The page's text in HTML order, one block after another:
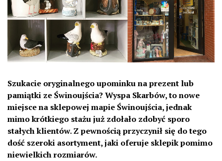
Szukacie oryginalnego upominku na prezent lub
pamiątki ze Świnoujścia? Wyspa Skarbów, to nowe
miejsce na sklepowej mapie Świnoujścia, jednak
mimo krótkiego stażu już zdołało zdobyć sporo
stałych klientów. Z pewnością przyczynił się do tego
dość szeroki asortyment, jaki oferuje sklepik pomimo
niewielkich rozmiarów.